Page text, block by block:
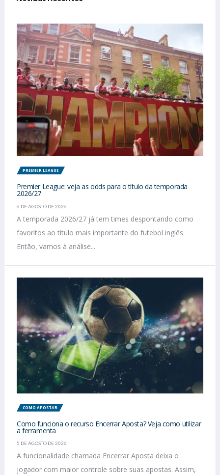
PREMIER LEAGUE
Premier League: veja as odds para o título da temporada
2026/27
6 DE AGOSTO DE 2026
A temporada 2026/27 já tem times despontando como
favoritos ao título mais importante do futebol inglês.
Então, vamos à análise...
COMO APOSTAR
Como funciona o recurso Encerrar Aposta? Veja como utilizar
a ferramenta
5 DE AGOSTO DE 2026
A funcionalidade chamada Encerrar Aposta deixa o
jogador com maior controle sobre suas apostas. Assim,